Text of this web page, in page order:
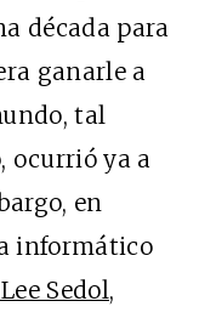
década para
ganarle a
tal
ocurrió ya a
en
informático
Sedol,